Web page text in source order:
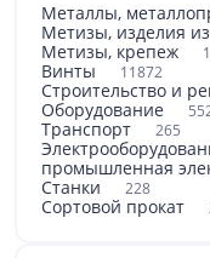
Металлы,
Метизы, изделия
Метизы, крепеж
Винты 11872
Строительство и
Оборудование
Транспорт 265
промышленная
Станки 228
Сортовой прокат